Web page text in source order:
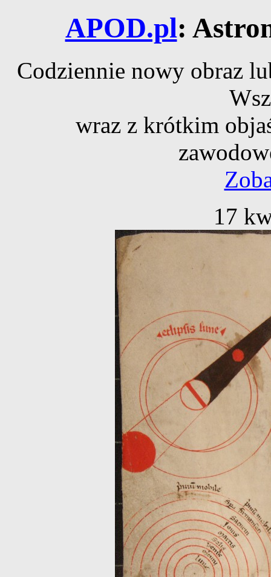
APOD.pl:
Codziennie nowy obraz
wraz z krótkim
17